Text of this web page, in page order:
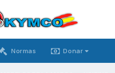
Normas Donar